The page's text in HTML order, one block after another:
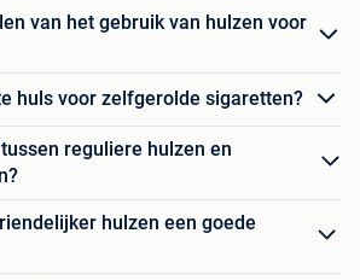
van het gebruik van hulzen voor
huls voor zelfgerolde sigaretten?
reguliere hulzen en
hulzen een goede